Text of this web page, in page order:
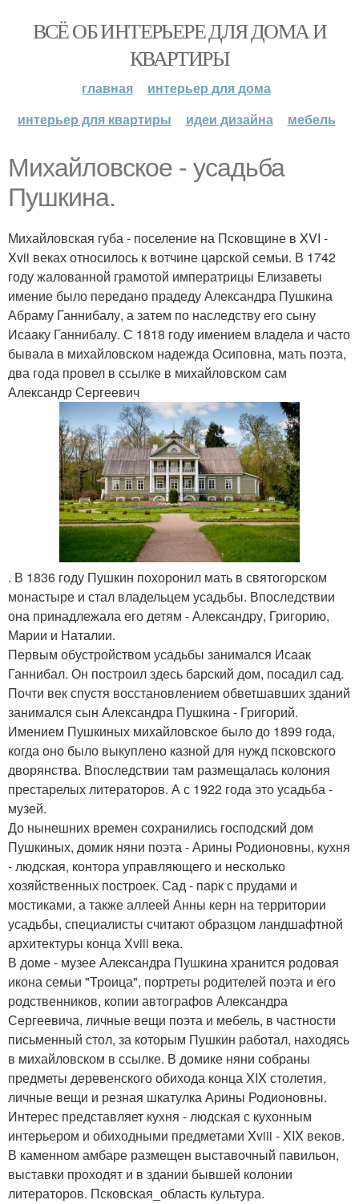
ВСЁ ОБ ИНТЕРЬЕРЕ ДЛЯ ДОМА И
КВАРТИРЫ
главная
интерьер для дома
интерьер для квартиры
идеи дизайна мебель
Михайловское - усадьба
Пушкина.
Михайловская губа - поселение на Псковщине в XVI -
Xvii веках относилось к вотчине царской семьи. В 1742
году жалованной грамотой императрицы Елизаветы
имение было передано прадеду Александра Пушкина
Абраму Ганнибалу, а затем по наследству его сыну
Исааку Ганнибалу. С 1818 году имением владела и часто
бывала в михайловском надежда Осиповна, мать поэта,
два года провел в ссылке в михайловском сам
Александр Сергеевич
. В 1836 году Пушкин похоронил мать в святогорском
монастыре и стал владельцем усадьбы. Впоследствии
она принадлежала его детям - Александру, Григорию,
Марии и Наталии.
Первым обустройством усадьбы занимался Исаак
Ганнибал. Он построил здесь барский дом, посадил сад.
Почти век спустя восстановлением обветшавших зданий
занимался сын Александра Пушкина - Григорий.
Имением Пушкиных михайловское было до 1899 года,
когда оно было выкуплено казной для нужд псковского
дворянства. Впоследствии там размещалась колония
престарелых литераторов. А с 1922 года это усадьба -
музей.
До нынешних времен сохранились господский дом
Пушкиных, домик няни поэта - Арины Родионовны, кухня
- людская, контора управляющего и несколько
хозяйственных построек. Сад - парк с прудами и
мостиками, а также аллеей Анны керн на территории
усадьбы, специалисты считают образцом ландшафтной
архитектуры конца Xviii века.
В доме - музее Александра Пушкина хранится родовая
икона семьи "Троица", портреты родителей поэта и его
родственников, копии автографов Александра
Сергеевича, личные вещи поэта и мебель, в частности
письменный стол, за которым Пушкин работал, находясь
в михайловском в ссылке. В домике няни собраны
предметы деревенского обихода конца XIX столетия,
личные вещи и резная шкатулка Арины Родионовны.
Интерес представляет кухня - людская с кухонным
интерьером и обиходными предметами Xviii - XIX веков.
В каменном амбаре размещен выставочный павильон,
выставки проходят и в здании бывшей колонии
литераторов. Псковская_область культура.